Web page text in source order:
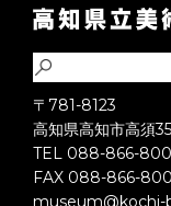
〒781-8123
高知県高知市高須
TEL 088-866-
FAX 088-866-
museum@kochi-